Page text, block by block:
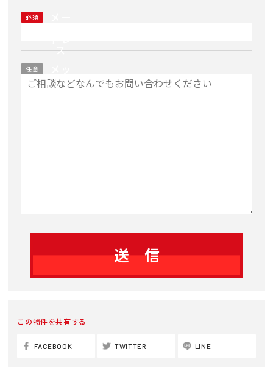
必須
ス
任意
セー
ジ
この物件を共有する
FACEBOOK TWITTER LINE